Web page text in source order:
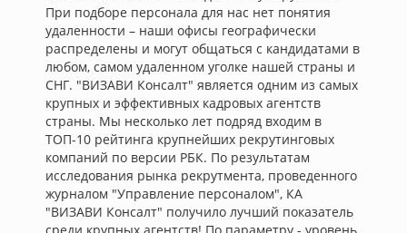
При подборе персонала для нас нет понятия
удаленности – наши офисы географически
распределены и могут общаться с кандидатами в
любом, самом удаленном уголке нашей страны и
СНГ. "ВИЗАВИ Консалт" является одним из самых
крупных и эффективных кадровых агентств
страны. Мы несколько лет подряд входим в
ТОП-10 рейтинга крупнейших рекрутинговых
компаний по версии РБК. По результатам
исследования рынка рекрутмента, проведенного
журналом "Управление персоналом", КА
"ВИЗАВИ Консалт" получило лучший показатель